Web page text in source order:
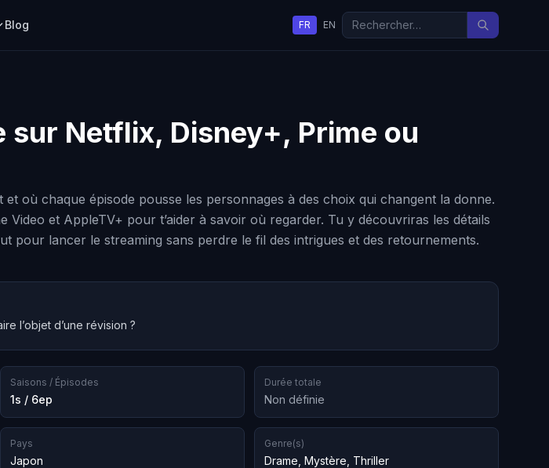
Blog FR EN
Netflix, Disney+, Prime ou
où chaque épisode pousse les personnages à des choix qui changent la donne.
et AppleTV+ pour t’aider à savoir où regarder. Tu y découvriras les détails
pour lancer le streaming sans perdre le fil des intrigues et des retournements.
l’objet d’une révision ?
Saisons / Épisodes
1s / 6ep
Durée totale
Non définie
Pays
Japon
Genre(s)
Drame Mystère Thriller